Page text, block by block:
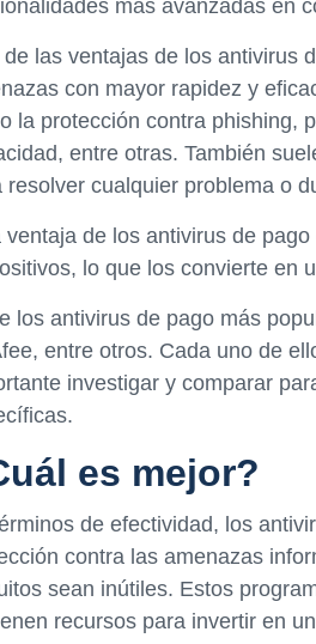
más avanzadas en
de las ventajas de los antivirus
con mayor rapidez y
la protección contra phishing,
entre otras. También
resolver cualquier problema o
ventaja de los antivirus de
lo que los convierte en
los antivirus de pago más
entre otros. Cada uno de
investigar y comparar
es mejor?
de efectividad, los
contra las amenazas
sean inútiles. Estos
recursos para invertir en